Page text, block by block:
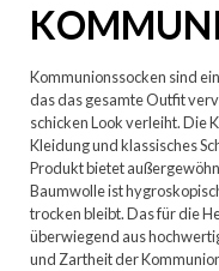
Kommunionssocken sind
das das gesamte Outfit
schicken Look verleiht. Die
Kleidung und klassisches
Produkt bietet
Baumwolle ist
trocken bleibt. Das für die
überwiegend aus
und Zartheit der